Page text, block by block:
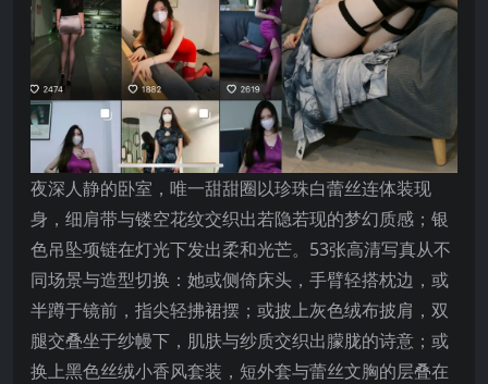
夜深人静的卧室，唯一甜甜圈以珍珠白蕾丝连体装现
身，细肩带与镂空花纹交织出若隐若现的梦幻质感；银
色吊坠项链在灯光下发出柔和光芒。53张高清写真从不
同场景与造型切换：她或侧倚床头，手臂轻搭枕边，或
半蹲于镜前，指尖轻拂裙摆；或披上灰色绒布披肩，双
腿交叠坐于纱幔下，肌肤与纱质交织出朦胧的诗意；或
换上黑色丝绒小香风套装，短外套与蕾丝文胸的层叠在